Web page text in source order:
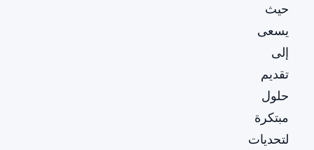
حيث
يسعى
إلى
تقديم
حلول
مبتكرة
لتحديات